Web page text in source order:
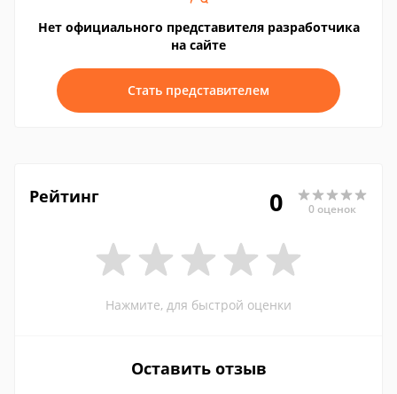
Нет официального представителя разработчика
на сайте
Стать представителем
Рейтинг 0 0 оценок
Нажмите, для быстрой оценки
Оставить отзыв